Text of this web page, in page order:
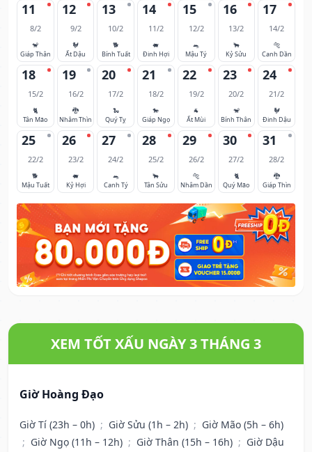
11
8/2
🐒
Giáp Thân
12
9/2
🐓
Ất Dậu
13
10/2
🐕
Bính Tuất
14
11/2
🐖
Đinh Hợi
15
12/2
🐀
Mậu Tý
16
13/2
🐂
Kỷ Sửu
17
14/2
🐅
Canh Dần
18
15/2
🐈
Tân Mão
19
16/2
🐉
Nhâm Thìn
20
17/2
🐍
Quý Tỵ
21
18/2
🐎
Giáp Ngọ
22
19/2
🐐
Ất Mùi
23
20/2
🐒
Bính Thân
24
21/2
🐓
Đinh Dậu
25
22/2
🐕
Mậu Tuất
26
23/2
🐖
Kỷ Hợi
27
24/2
🐀
Canh Tý
28
25/2
🐂
Tân Sửu
29
26/2
🐅
Nhâm Dần
30
27/2
🐈
Quý Mão
31
28/2
🐉
Giáp Thìn
XEM TỐT XẤU NGÀY 3 THÁNG 3
Giờ Hoàng Đạo
Giờ Tí (23h – 0h) ; Giờ Sửu (1h – 2h) ; Giờ Mão (5h – 6h)
; Giờ Ngọ (11h – 12h) ; Giờ Thân (15h – 16h) ; Giờ Dậu